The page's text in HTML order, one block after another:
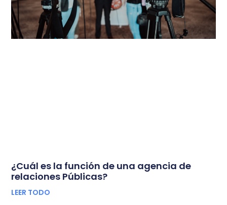
¿Cuál es la función de una agencia de
relaciones Públicas?
LEER TODO